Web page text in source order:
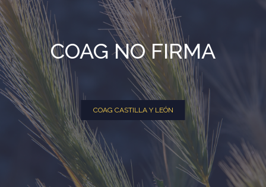
COAG NO FIRMA
COAG CASTILLA Y LEÓN